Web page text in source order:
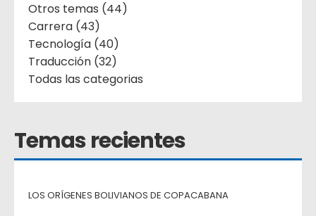
Otros temas (44)
Carrera (43)
Tecnología (40)
Traducción (32)
Todas las categorias
Temas recientes
LOS ORÍGENES BOLIVIANOS DE COPACABANA